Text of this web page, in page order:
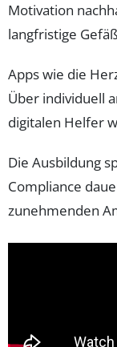
Motivation
langfristige
Apps wie die
Über individuell
digitalen Helfer
Die Ausbildung
Compliance
zunehmenden